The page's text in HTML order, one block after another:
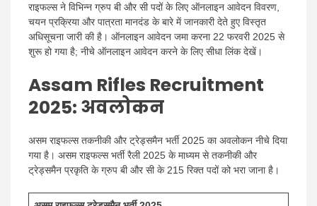
राइफल्स ने विभिन्न ग्रुप बी और सी पदों के लिए ऑनलाइन आवेदन विवरण,
चयन प्रक्रिया और पात्रता मानदंड के बारे में जानकारी देते हुए विस्तृत
अधिसूचना जारी की है। ऑनलाइन आवेदन जमा करना 22 फरवरी 2025 से
शुरू हो गया है; नीचे ऑनलाइन आवेदन करने के लिए सीधा लिंक देखें।
Assam Rifles Recruitment
2025: अवलोकन
असम राइफल्स तकनीकी और ट्रेड्समैन भर्ती 2025 का अवलोकन नीचे दिया
गया है। असम राइफल्स भर्ती रैली 2025 के माध्यम से तकनीकी और
ट्रेड्समैन प्रकृति के ग्रुप बी और सी के 215 रिक्त पदों को भरा जाना है।